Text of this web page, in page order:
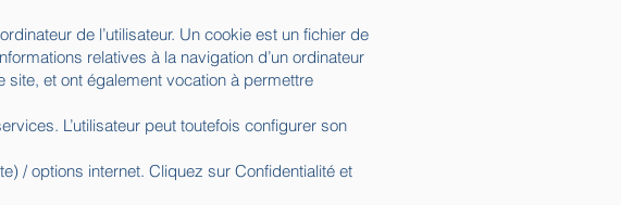
de l’utilisateur. Un cookie est un fichier de
relatives à la navigation d’un ordinateur
et ont également vocation à permettre
L’utilisateur peut toutefois configurer son
/ options internet. Cliquez sur Confidentialité et